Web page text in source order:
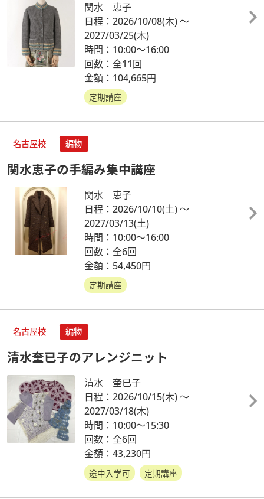
関水 恵子
日程：2026/10/08(木)～
2027/03/25(木)
時間：10:00～16:00
回数：全11回
金額：104,665円
定期講座
名古屋校 編物
関水恵子の手編み集中講座
関水 恵子
日程：2026/10/10(土)～
2027/03/13(土)
時間：10:00～16:00
回数：全6回
金額：54,450円
定期講座
名古屋校 編物
清水奎已子のアレンジニット
清水 奎已子
日程：2026/10/15(木)～
2027/03/18(木)
時間：10:00～15:30
回数：全6回
金額：43,230円
途中入学可 定期講座